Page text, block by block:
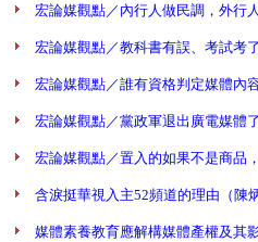
宏論媒觀點／內行人做民調，外行
宏論媒觀點／教科書有誤、考試考
宏論媒觀點／誰有資格判定媒體內
宏論媒觀點／黨政軍退出廣電媒體
宏論媒觀點／置入的如果不是商品
含淚挺華視入主52頻道的理由（陳
媒體素養教育應解構媒體產權及其